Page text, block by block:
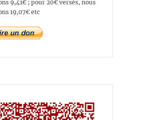
9,41€ ; pour 20€ versés, nous
19,07€ etc